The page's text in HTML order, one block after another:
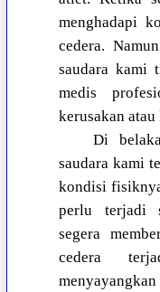
menghadapi
cedera.
saudara kami
medis
kerusakan atau
Di
saudara kami
kondisi
perlu terjadi
segera
cedera